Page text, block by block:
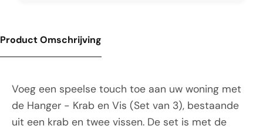
Product Omschrijving
Voeg een speelse touch toe aan uw woning met
de Hanger - Krab en Vis (Set van 3), bestaande
uit een krab en twee vissen. De set is met de